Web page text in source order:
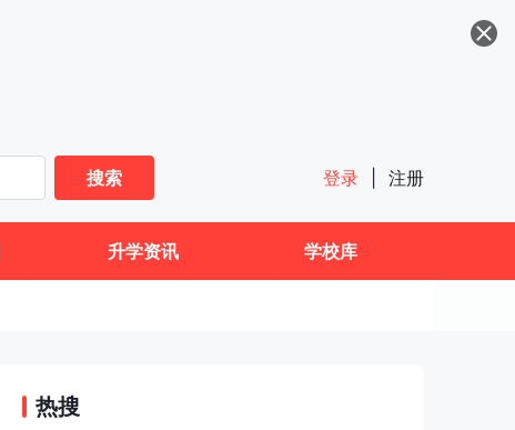
搜索
登录 注册
升学资讯 学校库
热搜